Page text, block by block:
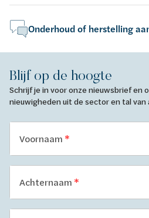
Onderhoud of herstelling
Blijf op de hoogte
Schrijf je in voor onze nieuwsbrief en
nieuwigheden uit de sector en tal
Voornaam
Achternaam